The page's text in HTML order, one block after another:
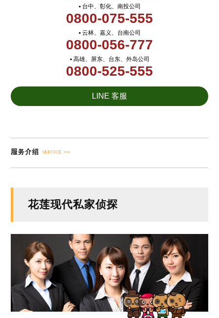
▪ 台中、彰化、南投公司
0800-075-555
▪ 云林、嘉义、台南公司
0800-056-777
▪ 高雄、屏东、台东、外岛公司
0800-525-555
LINE 客服
花莲现代私家侦探